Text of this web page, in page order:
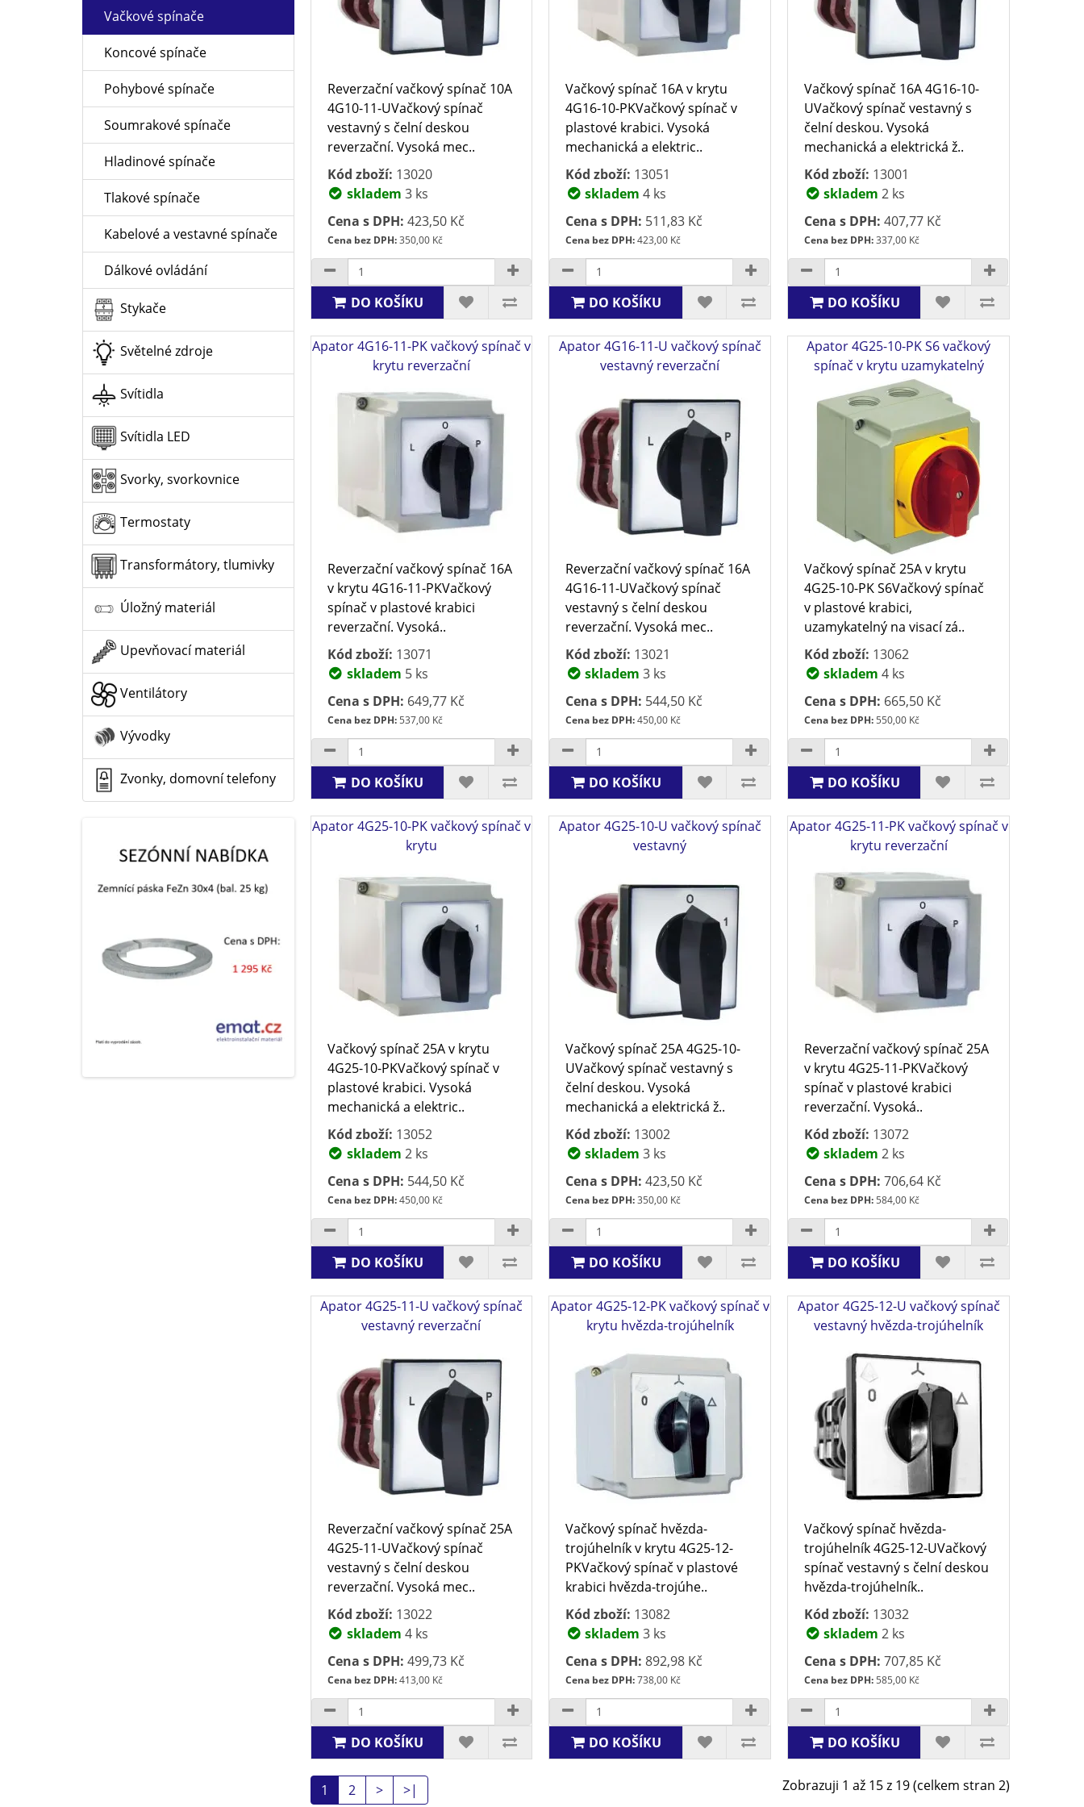
Vačkové spínače
Koncové spínače
Pohybové spínače
Soumrakové spínače
Hladinové spínače
Tlakové spínače
Kabelové a vestavné spínače
Dálkové ovládání
Stykače
Světelné zdroje
Svítidla
Svítidla LED
Svorky, svorkovnice
Termostaty
Transformátory, tlumivky
Úložný materiál
Upevňovací materiál
Ventilátory
Vývodky
Zvonky, domovní telefony
Reverzační vačkový spínač 10A
4G10-11-UVačkový spínač
vestavný s čelní deskou
reverzační. Vysoká mec..
Kód zboží: 13020
skladem 3 ks
Cena s DPH: 423,50 Kč
Cena bez DPH:350,00 Kč
DO KOŠÍKU
Vačkový spínač 16A v krytu
4G16-10-PKVačkový spínač v
plastové krabici. Vysoká
mechanická a elektric..
Kód zboží: 13051
skladem 4 ks
Cena s DPH: 511,83 Kč
Cena bez DPH:423,00 Kč
DO KOŠÍKU
Vačkový spínač 16A 4G16-10-
UVačkový spínač vestavný s
čelní deskou. Vysoká
mechanická a elektrická ž..
Kód zboží: 13001
skladem 2 ks
Cena s DPH: 407,77 Kč
Cena bez DPH:337,00 Kč
DO KOŠÍKU
Apator 4G16-11-PK vačkový spínač v
krytu reverzační
Reverzační vačkový spínač 16A
v krytu 4G16-11-PKVačkový
spínač v plastové krabici
reverzační. Vysoká..
Kód zboží: 13071
skladem 5 ks
Cena s DPH: 649,77 Kč
Cena bez DPH:537,00 Kč
DO KOŠÍKU
Apator 4G16-11-U vačkový spínač
vestavný reverzační
Reverzační vačkový spínač 16A
4G16-11-UVačkový spínač
vestavný s čelní deskou
reverzační. Vysoká mec..
Kód zboží: 13021
skladem 3 ks
Cena s DPH: 544,50 Kč
Cena bez DPH:450,00 Kč
DO KOŠÍKU
Apator 4G25-10-PK S6 vačkový
spínač v krytu uzamykatelný
Vačkový spínač 25A v krytu
4G25-10-PK S6Vačkový spínač
v plastové krabici,
uzamykatelný na visací zá..
Kód zboží: 13062
skladem 4 ks
Cena s DPH: 665,50 Kč
Cena bez DPH:550,00 Kč
DO KOŠÍKU
Apator 4G25-10-PK vačkový spínač v
krytu
Vačkový spínač 25A v krytu
4G25-10-PKVačkový spínač v
plastové krabici. Vysoká
mechanická a elektric..
Kód zboží: 13052
skladem 2 ks
Cena s DPH: 544,50 Kč
Cena bez DPH:450,00 Kč
DO KOŠÍKU
Apator 4G25-10-U vačkový spínač
vestavný
Vačkový spínač 25A 4G25-10-
UVačkový spínač vestavný s
čelní deskou. Vysoká
mechanická a elektrická ž..
Kód zboží: 13002
skladem 3 ks
Cena s DPH: 423,50 Kč
Cena bez DPH:350,00 Kč
DO KOŠÍKU
Apator 4G25-11-PK vačkový spínač v
krytu reverzační
Reverzační vačkový spínač 25A
v krytu 4G25-11-PKVačkový
spínač v plastové krabici
reverzační. Vysoká..
Kód zboží: 13072
skladem 2 ks
Cena s DPH: 706,64 Kč
Cena bez DPH:584,00 Kč
DO KOŠÍKU
Apator 4G25-11-U vačkový spínač
vestavný reverzační
Reverzační vačkový spínač 25A
4G25-11-UVačkový spínač
vestavný s čelní deskou
reverzační. Vysoká mec..
Kód zboží: 13022
skladem 4 ks
Cena s DPH: 499,73 Kč
Cena bez DPH:413,00 Kč
DO KOŠÍKU
Apator 4G25-12-PK vačkový spínač v
krytu hvězda-trojúhelník
Vačkový spínač hvězda-
trojúhelník v krytu 4G25-12-
PKVačkový spínač v plastové
krabici hvězda-trojúhe..
Kód zboží: 13082
skladem 3 ks
Cena s DPH: 892,98 Kč
Cena bez DPH:738,00 Kč
DO KOŠÍKU
Apator 4G25-12-U vačkový spínač
vestavný hvězda-trojúhelník
Vačkový spínač hvězda-
trojúhelník 4G25-12-UVačkový
spínač vestavný s čelní deskou
hvězda-trojúhelník..
Kód zboží: 13032
skladem 2 ks
Cena s DPH: 707,85 Kč
Cena bez DPH:585,00 Kč
DO KOŠÍKU
1 2 > >| Zobrazuji 1 až 15 z 19 (celkem stran 2)